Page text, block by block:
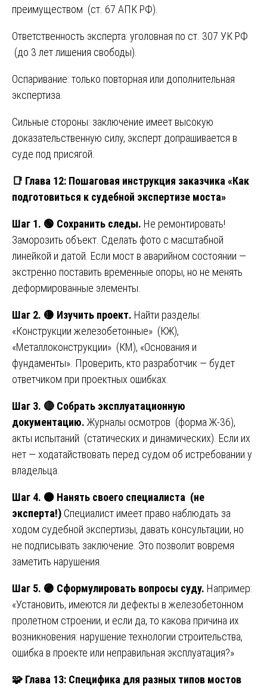
преимуществом (ст. 67 АПК РФ).
Ответственность эксперта: уголовная по ст. 307 УК РФ
(до 3 лет лишения свободы).
Оспаривание: только повторная или дополнительная
экспертиза.
Сильные стороны: заключение имеет высокую
доказательственную силу, эксперт допрашивается в
суде под присягой.
📑 Глава 12: Пошаговая инструкция заказчика «Как
подготовиться к судебной экспертизе моста»
Шаг 1. 🟢 Сохранить следы. Не ремонтировать!
Заморозить объект. Сделать фото с масштабной
линейкой и датой. Если мост в аварийном состоянии —
экстренно поставить временные опоры, но не менять
деформированные элементы.
Шаг 2. 🟡 Изучить проект. Найти разделы:
«Конструкции железобетонные» (КЖ),
«Металлоконструкции» (КМ), «Основания и
фундаменты». Проверить, кто разработчик — будет
ответчиком при проектных ошибках.
Шаг 3. 🔴 Собрать эксплуатационную
документацию. Журналы осмотров (форма Ж-36),
акты испытаний (статических и динамических). Если их
нет — ходатайствовать перед судом об истребовании у
владельца.
Шаг 4. 🟠 Нанять своего специалиста (не
эксперта!) Специалист имеет право наблюдать за
ходом судебной экспертизы, давать консультации, но
не подписывать заключение. Это позволит вовремя
заметить нарушения.
Шаг 5. 🟣 Сформулировать вопросы суду. Например:
«Установить, имеются ли дефекты в железобетонном
пролетном строении, и если да, то какова причина их
возникновения: нарушение технологии строительства,
ошибка в проекте или неправильная эксплуатация?»
🧩 Глава 13: Специфика для разных типов мостов